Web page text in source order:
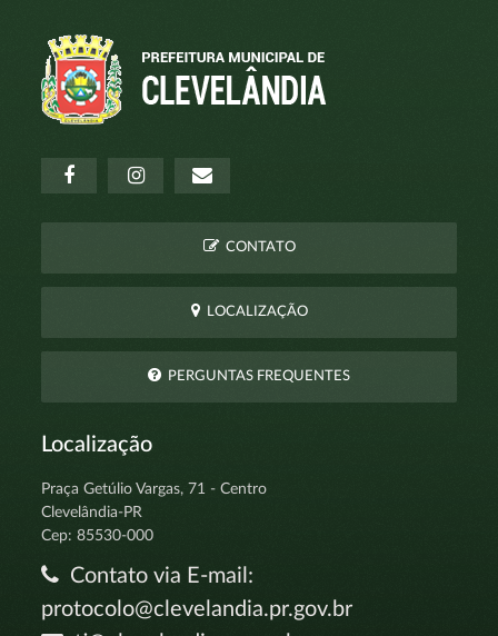
CONTATO
LOCALIZAÇÃO
PERGUNTAS FREQUENTES
Localização
Praça Getúlio Vargas, 71 - Centro
Clevelândia-PR
Cep: 85530-000
Contato via E-mail:
protocolo@clevelandia.pr.gov.br